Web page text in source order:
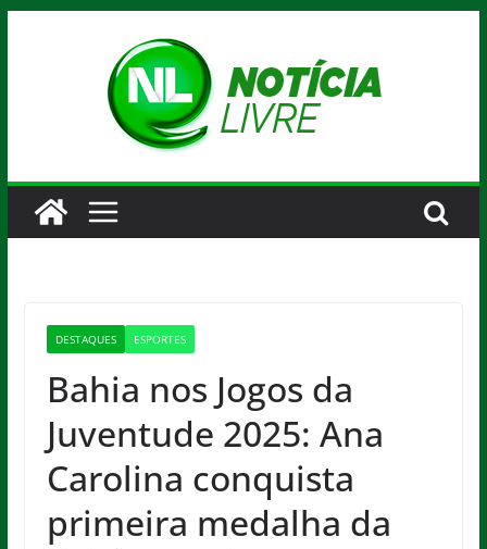
DESTAQUES ESPORTES
Bahia nos Jogos da
Juventude 2025: Ana
Carolina conquista
primeira medalha da